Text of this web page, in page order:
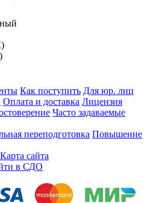
Как поступить Для юр. лиц
Оплата и доставка Лицензия
Часто задаваемые
переподготовка Повышение
Карта сайта
в СДО